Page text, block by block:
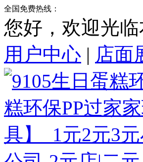
全国免费热线：
您好，欢迎光临
用户中心 | 店面